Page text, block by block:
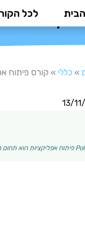
לכלקורס
» כללי » קורס פיתוח
13/